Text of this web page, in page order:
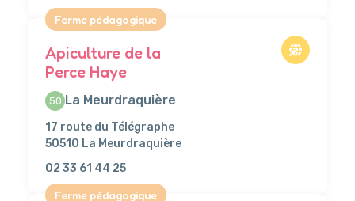
Ferme pédagogique
Apiculture de la
Perce Haye
50 La Meurdraquière
17 route du Télégraphe
50510 La Meurdraquière
02 33 61 44 25
Ferme pédagogique